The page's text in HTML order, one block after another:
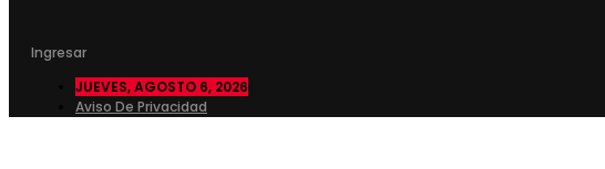
Ingresar
JUEVES, AGOSTO 6, 2026
Aviso De Privacidad